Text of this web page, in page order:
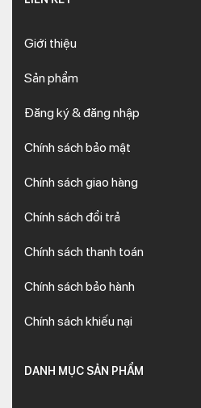
Giới thiệu
Sản phẩm
Đăng ký & đăng nhập
Chính sách bảo mật
Chính sách giao hàng
Chính sách đổi trả
Chính sách thanh toán
Chính sách bảo hành
Chính sách khiếu nại
DANH MỤC SẢN PHẨM